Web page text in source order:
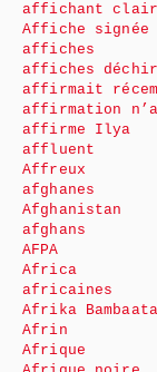
affichant
Affiche signée
affiches
affiches
affirmait
affirmation
affirme Ilya
affluent
Affreux
afghanes
Afghanistan
afghans
AFPA
Africa
africaines
Afrika
Afrin
Afrique